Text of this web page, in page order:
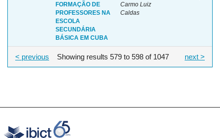
FORMAÇÃO DE
PROFESSORES NA
ESCOLA
SECUNDÁRIA
BÁSICA EM CUBA
Carmo Luiz
Caldas
Showing results 579 to 598 of 1047
< previous next >